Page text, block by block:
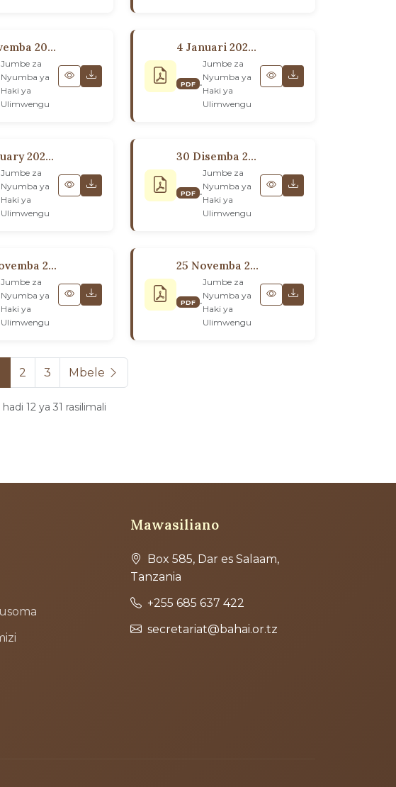
1 Novemba 2022
Jumbe za
Nyumba ya
Haki ya
Ulimwengu
4 Januari 2022: Kwa Wabahá’í wa Ulimwengu
PDF •
Jumbe za
Nyumba ya
Haki ya
Ulimwengu
1 January 2022: Kwa Mabaraza yote ya Kiroho ya Kitaifa
Jumbe za
Nyumba ya
Haki ya
Ulimwengu
30 Disemba 2021 Kwa Kongamano la Bodi za Washauri wa Bara
PDF •
Jumbe za
Nyumba ya
Haki ya
Ulimwengu
25 Novemba 2021: Kwa Marafiki Waliokusanyika katika Nchi Takatifu Kuashiria Maadhimisho ya Miaka Mia Moja ya Kupaa kwa ‘Abdu’l-Bahá
Jumbe za
Nyumba ya
Haki ya
Ulimwengu
25 Novemba 2020: Kwa Wabahá’í wa Ulimwengu
PDF •
Jumbe za
Nyumba ya
Haki ya
Ulimwengu
2 3 Mbele
12 ya 31 rasilimali
Mawasiliano
Box 585, Dar es Salaam,
Tanzania
+255 685 637 422
secretariat@bahai.or.tz